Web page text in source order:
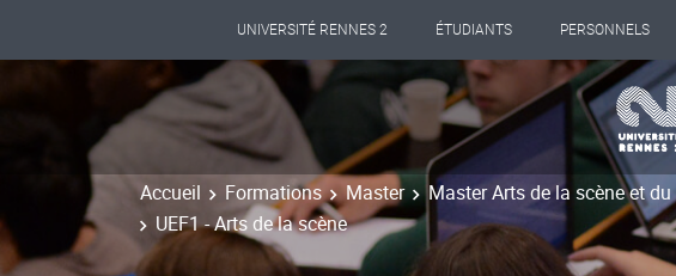
UNIVERSITÉ RENNES 2 ÉTUDIANTS PERSONNELS
Accueil Formations Master Master Arts de la scène et
UEF1 - Arts de la scène